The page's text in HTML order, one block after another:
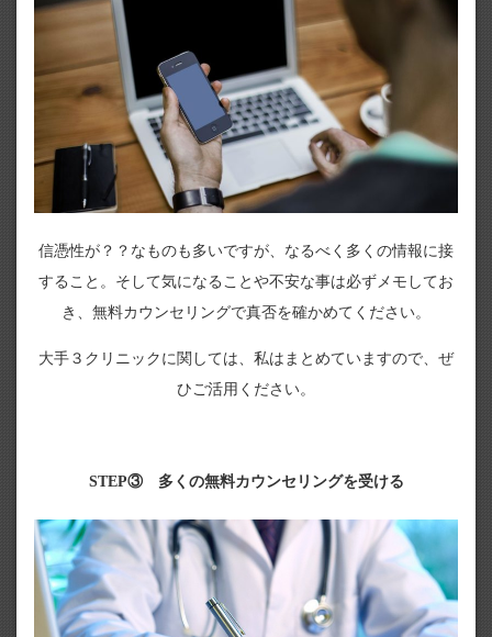
信憑性が？？なものも多いですが、なるべく多くの情報に接
すること。そして気になることや不安な事は必ずメモしてお
き、無料カウンセリングで真否を確かめてください。
大手３クリニックに関しては、私はまとめていますので、ぜ
ひご活用ください。
STEP③ 多くの無料カウンセリングを受ける